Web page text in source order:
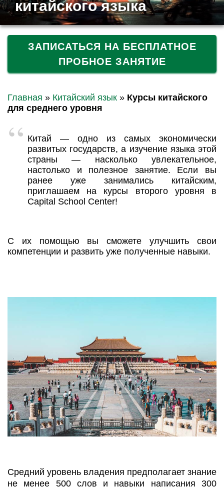
китайского языка
ЗАПИСАТЬСЯ НА БЕСПЛАТНОЕ
ПРОБНОЕ ЗАНЯТИЕ
Главная » Китайский язык » Курсы китайского
для среднего уровня
Китай — одно из самых экономически
развитых государств, а изучение языка этой
страны — насколько увлекательное,
настолько и полезное занятие. Если вы
ранее уже занимались китайским,
приглашаем на курсы второго уровня в
Capital School Center!
С их помощью вы сможете улучшить свои
компетенции и развить уже полученные навыки.
Средний уровень владения предполагает знание
не менее 500 слов и навыки написания 300